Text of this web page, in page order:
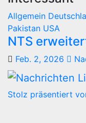
Allgemein
Pakistan USA
NTS
Feb. 2, 2026
Stolz präsentiert